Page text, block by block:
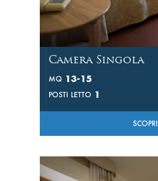
Camera Singola
MQ 13-15
POSTI LETTO 1
SCOPRI